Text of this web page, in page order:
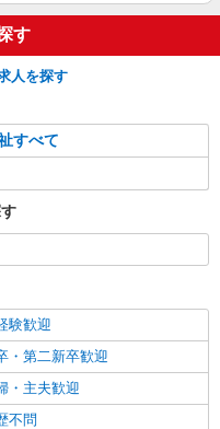
ビス＊運転好きな方大集
円 ＜日払い有/週払い有/交
含む)＞
活補助☆新たなスキルを身
円 ＜日払い有/週払い有/交
代含む)＞
す
人を探す
すべて
験歓迎
・第二新卒歓迎
・主夫歓迎
不問